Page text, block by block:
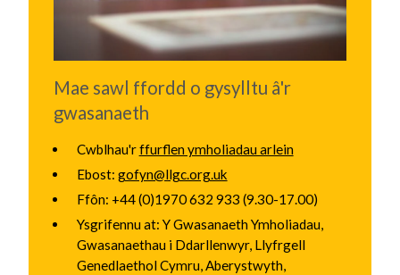
Mae sawl ffordd o gysylltu â'r
gwasanaeth
Cwblhau'rffurflen ymholiadau arlein
Ebost: gofyn@llgc.org.uk
Ffôn: +44 (0)1970 632 933 (9.30-17.00)
Ysgrifennu at: Y Gwasanaeth Ymholiadau,
Gwasanaethau i Ddarllenwyr, Llyfrgell
Genedlaethol Cymru, Aberystwyth,